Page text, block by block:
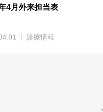
4月外来担当表
診療情報